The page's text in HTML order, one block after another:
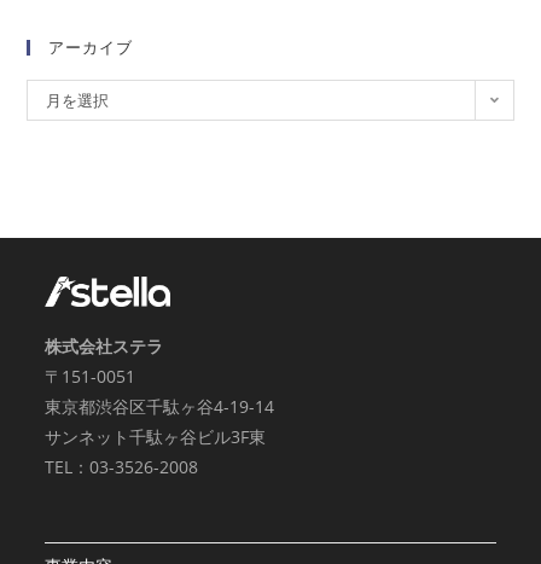
アーカイブ
月を選択
株式会社ステラ
〒151-0051
東京都渋谷区千駄ヶ谷4-19-14
サンネット千駄ヶ谷ビル3F東
TEL：03-3526-2008